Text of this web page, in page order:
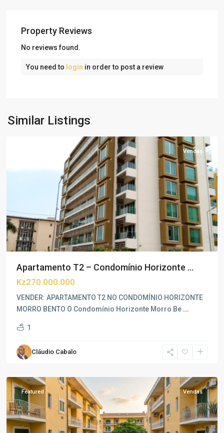
Property Reviews
No reviews found.
You need to login in order to post a review
Similar Listings
Bento
Luanda
Vendas
Apartamento T2 – Condomínio Horizonte ...
Kz270.000.000
VENDER: APARTAMENTO T2 NO CONDOMÍNIO HORIZONTE
MORRO BENTO O Condomínio Horizonte Morro Be ...
1
Cláudio Cabalo
Morro
Bento,
Featured Vendas